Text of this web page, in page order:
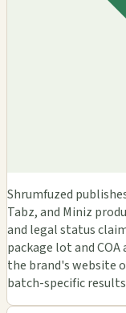
Shrumfuzed
Tabz, and Miniz
and legal status
package lot and
the brand's website
batch-specific